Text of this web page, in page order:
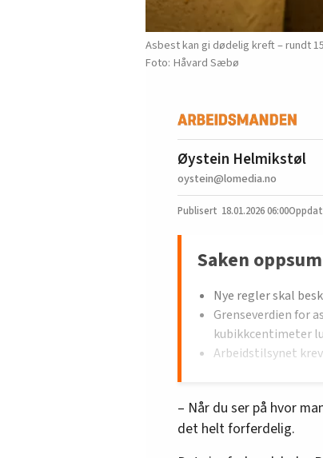
Asbest kan gi dødelig kreft – rundt
Håvard Sæbø
Øystein Helmikstøl
oystein@lomedia.no
18.01.202606:00
Saken
Nye regler skal
Grenseverdien for
kubikkcentimeter
Arbeidstilsynet
LO og
helserisikoen.
– Når du ser på hvor
det helt forferdelig.